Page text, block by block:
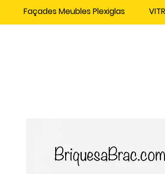
Façades Meubles Plexiglas